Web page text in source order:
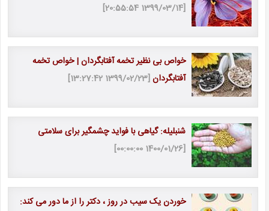
[1399/03/14 20:55:54]
خواص بی نظیر تخمه آفتابگردان | خواص تخمه
آفتابگردان[1399/02/23 13:27:42]
شنبلیله: گیاهی با فواید چشمگیر برای سلامتی
[1400/01/26 00:00:00]
خوردن یک سیب در روز ، دکتر را از ما دور می کند: